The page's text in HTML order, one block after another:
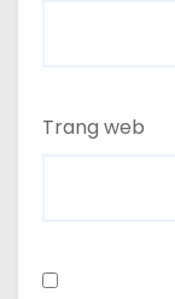
Trang web